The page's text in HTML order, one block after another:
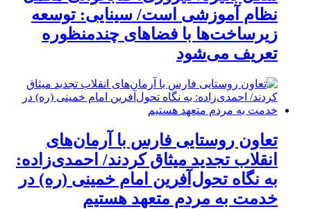
نظام آموزشی است/ سینایی: توسعه
زیرساخت‌ها با فضاهای چندمنظوره
تعریف می‌شود
تعاون روستایی فارس با آرمان‌های
انقلاب تجدید میثاق کردند/ احمدی‌زاده:
به نگاه تحول‌آفرین امام خمینی (ره) در
خدمت به مردم متعهد هستیم